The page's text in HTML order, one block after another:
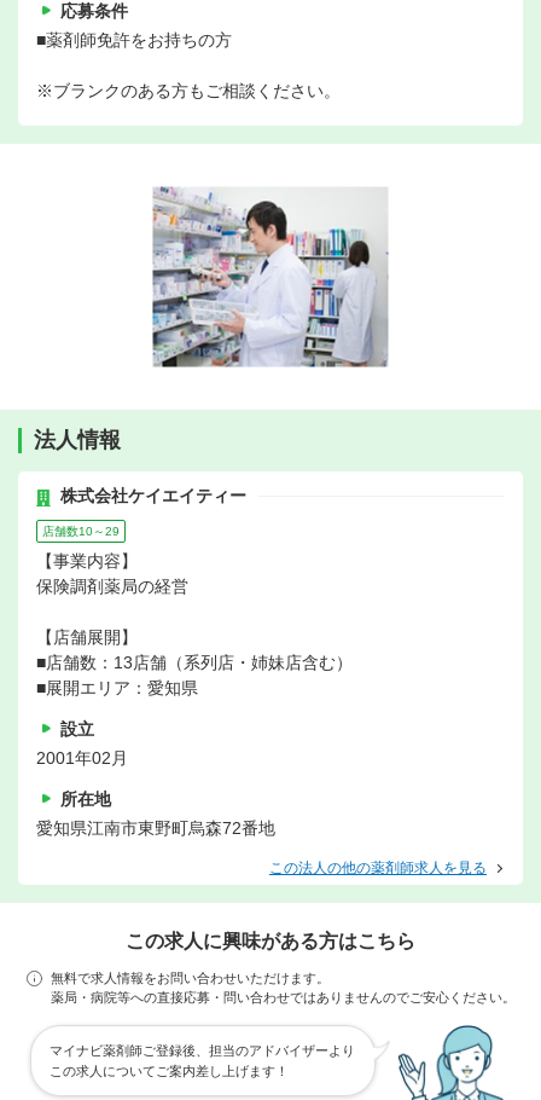
応募条件
■薬剤師免許をお持ちの方
※ブランクのある方もご相談ください。
法人情報
株式会社ケイエイティー
店舗数10～29
【事業内容】
保険調剤薬局の経営
【店舗展開】
■店舗数：13店舗（系列店・姉妹店含む）
■展開エリア：愛知県
設立
2001年02月
所在地
愛知県江南市東野町烏森72番地
この法人の他の薬剤師求人を見る
この求人に興味がある方はこちら
無料で求人情報をお問い合わせいただけます。
薬局・病院等への直接応募・問い合わせではありませんのでご安心ください。
マイナビ薬剤師ご登録後、担当のアドバイザーより
この求人についてご案内差し上げます！